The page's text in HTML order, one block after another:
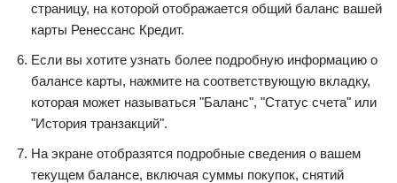
страницу, на которой отображается общий баланс вашей
карты Ренессанс Кредит.
Если вы хотите узнать более подробную информацию о
балансе карты, нажмите на соответствующую вкладку,
которая может называться "Баланс", "Статус счета" или
"История транзакций".
На экране отобразятся подробные сведения о вашем
текущем балансе, включая суммы покупок, снятий